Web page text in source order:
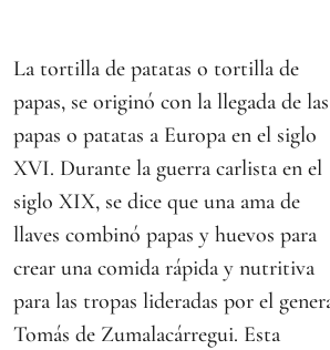
La tortilla de patatas o tortilla de
papas, se originó con la llegada de las
papas o patatas a Europa en el siglo
XVI. Durante la guerra carlista en el
siglo XIX, se dice que una ama de
llaves combinó papas y huevos para
crear una comida rápida y nutritiva
para las tropas lideradas por el
Tomás de Zumalacárregui. Esta